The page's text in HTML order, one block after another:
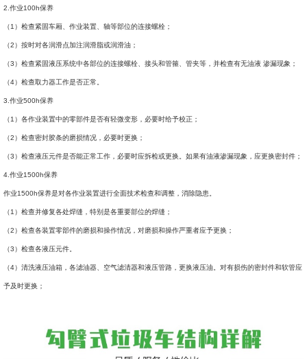
2.作业100h保养
（1）检查紧固车厢、作业装置、轴等部位的连接螺栓；
（2）按时对各润滑点加注润滑脂或润滑油；
（3）检查紧固液压系统中各部位的连接螺栓、接头和管箍、管夹等，并检查有无油液 渗漏现象；
（4）检查取力器工作是否正常。
3.作业500h保养
（1）各作业装置中的零部件是否有轻微变形，必要时给予校正；
（2）检查密封胶条的磨损情况，必要时更换；
（3）检查液压元件是否能正常工作，必要时应拆检或更换。如果有油液渗漏现象，应更换密封件；
4.作业1500h保养
作业1500h保养是对各作业装置进行全面技术检查和调整，消除隐患。
（1）检查并修复各处焊缝，特别是各重要部位的焊缝；
（2）检查各装置零部件的磨损和操作情况，对磨损和操作严重者应予更换；
（3）检查各液压元件。
（4）清洗液压油箱，各滤油器、空气滤清器和液压管路，更换液压油。对有损伤的密封件和软管应
予及时更换；